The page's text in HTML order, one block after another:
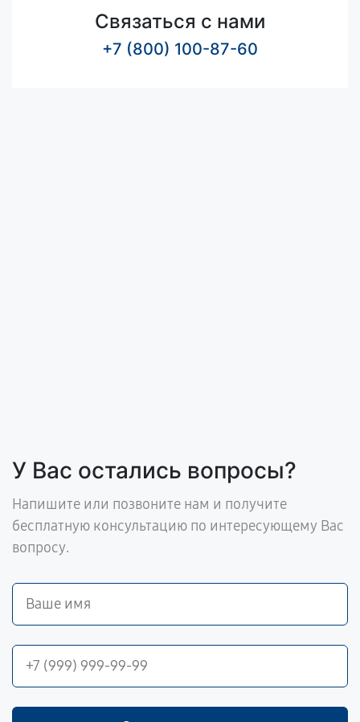
Связаться с нами
+7 (800) 100-87-60
У Вас остались вопросы?
Напишите или позвоните нам и получите
бесплатную консультацию по интересующему Вас
вопросу.